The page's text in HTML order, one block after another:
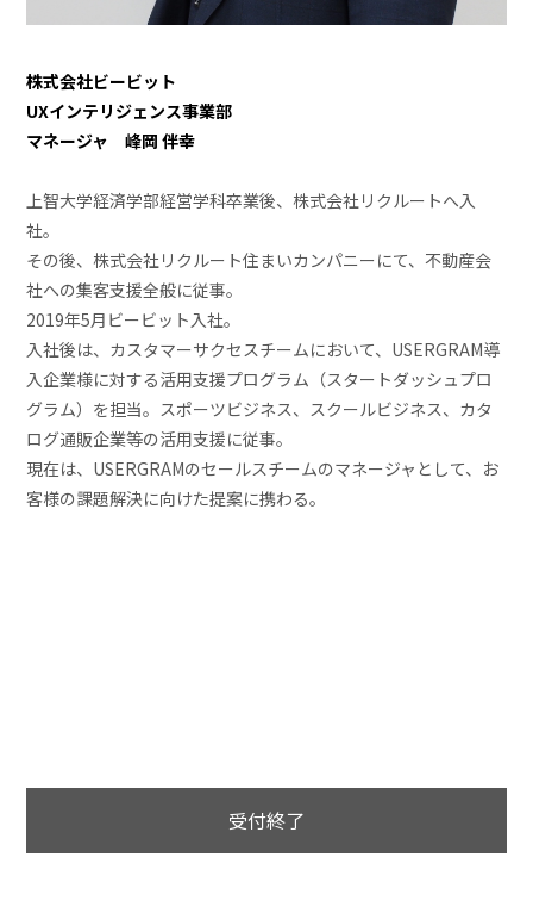
株式会社ビービット
UXインテリジェンス事業部
マネージャ 峰岡 伴幸
上智大学経済学部経営学科卒業後、株式会社リクルートへ入
社。
その後、株式会社リクルート住まいカンパニーにて、不動産会
社への集客支援全般に従事。
2019年5月ビービット入社。
入社後は、カスタマーサクセスチームにおいて、USERGRAM導
入企業様に対する活用支援プログラム（スタートダッシュプロ
グラム）を担当。スポーツビジネス、スクールビジネス、カタ
ログ通販企業等の活用支援に従事。
現在は、USERGRAMのセールスチームのマネージャとして、お
客様の課題解決に向けた提案に携わる。
受付終了